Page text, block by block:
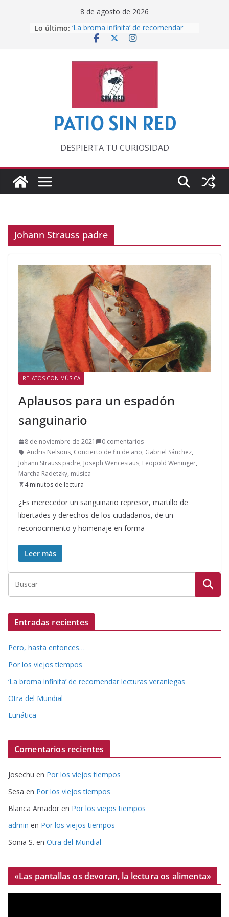
8 de agosto de 2026
Lo último: ‘La broma infinita’ de recomendar
lecturas veraniegas
Lunática
Pero, hasta entonces…
Por los viejos tiempos
PATIO SIN RED
DESPIERTA TU CURIOSIDAD
Johann Strauss padre
RELATOS CON MÚSICA
Aplausos para un espadón
sanguinario
8 de noviembre de 2021
0 comentarios
Andris Nelsons, Concierto de fin de año, Gabriel Sánchez,
Johann Strauss padre, Joseph Wencesiaus, Leopold Weninger,
Marcha Radetzky, música
4 minutos de lectura
¿Es merecedor un sanguinario represor, martillo de
libertades y derechos de los ciudadanos, de un
reconocimiento y homenaje en forma
Leer más
Entradas recientes
Pero, hasta entonces…
Por los viejos tiempos
‘La broma infinita’ de recomendar lecturas veraniegas
Otra del Mundial
Lunática
Comentarios recientes
Josechu en Por los viejos tiempos
Sesa en Por los viejos tiempos
Blanca Amador en Por los viejos tiempos
admin en Por los viejos tiempos
Sonia S. en Otra del Mundial
«Las pantallas os devoran, la lectura os alimenta»